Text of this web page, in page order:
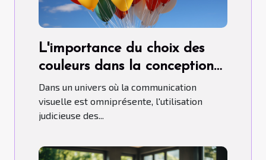
L'importance du choix des
couleurs dans la conception
de ballons publicitaires
hélium.
Dans un univers où la communication
visuelle est omniprésente, l'utilisation
judicieuse des...